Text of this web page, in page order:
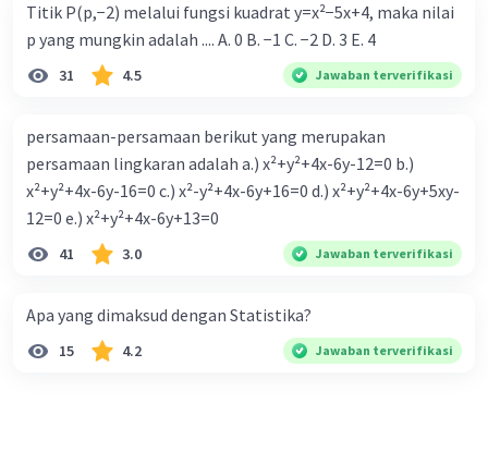
Titik P(p,−2) melalui fungsi kuadrat y=x²−5x+4, maka nilai
p yang mungkin adalah .... A. 0 B. −1 C. −2 D. 3 E. 4
31 4.5 Jawaban terverifikasi
persamaan-persamaan berikut yang merupakan
persamaan lingkaran adalah a.) x²+y²+4x-6y-12=0 b.)
x²+y²+4x-6y-16=0 c.) x²-y²+4x-6y+16=0 d.) x²+y²+4x-6y+5xy-
12=0 e.) x²+y²+4x-6y+13=0
41 3.0 Jawaban terverifikasi
Apa yang dimaksud dengan Statistika?
15 4.2 Jawaban terverifikasi